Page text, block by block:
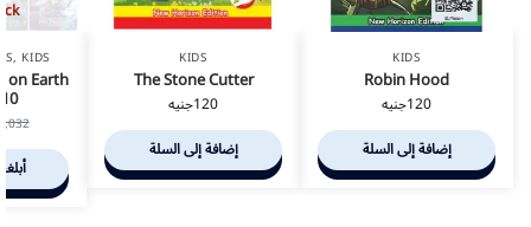
KIDS
Robin Hood
120جنيه
إضافة إلى السلة
KIDS
The Stone Cutter
120جنيه
إضافة إلى السلة
, KIDS
on Earth